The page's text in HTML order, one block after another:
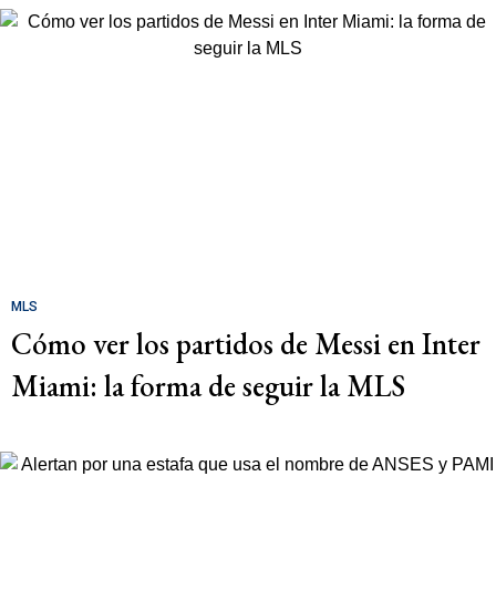
MLS
Cómo ver los partidos de Messi en Inter
Miami: la forma de seguir la MLS